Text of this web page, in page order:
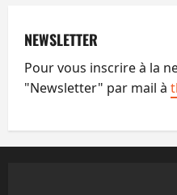
NEWSLETTER
Pour vous inscrire à la
"Newsletter" par mail à